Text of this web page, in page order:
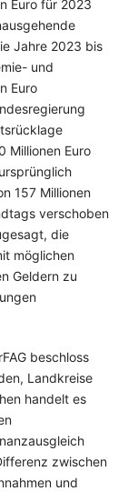
Euro für 2023
Jahre 2023 bis
und
Euro
Millionen Euro
157 Millionen
verschoben
die
möglichen
Geldern zu
beschloss
Landkreise
handelt es
zwischen
und